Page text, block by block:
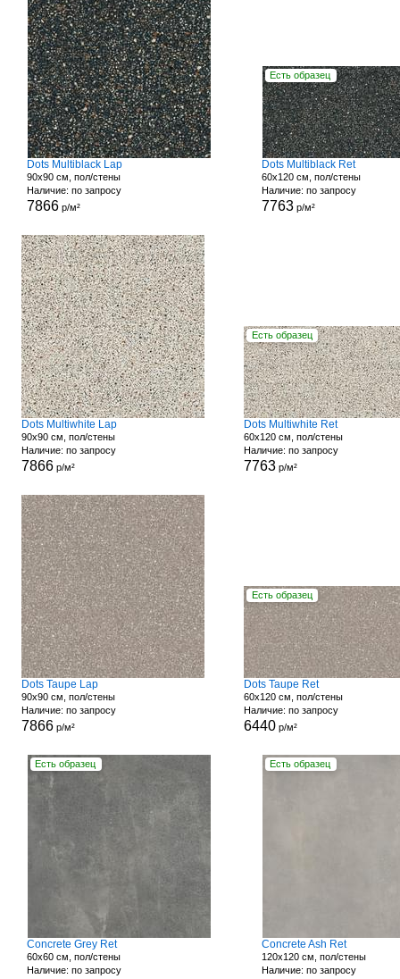
Dots Multiblack Lap
90x90 см, пол/стены
Наличие: по запросу
7866 р/м²
Есть образец
Dots Multiblack Ret
60x120 см, пол/стены
Наличие: по запросу
7763 р/м²
Dots Multiwhite Lap
90x90 см, пол/стены
Наличие: по запросу
7866р/м²
Есть образец
Dots Multiwhite Ret
60x120 см, пол/стены
Наличие: по запросу
7763р/м²
Dots Taupe Lap
90x90 см, пол/стены
Наличие: по запросу
7866р/м²
Есть образец
Dots Taupe Ret
60x120 см, пол/стены
Наличие: по запросу
6440р/м²
Есть образец
Concrete Grey Ret
60x60 см, пол/стены
Наличие: по запросу
Есть образец
Concrete Ash Ret
120x120 см, пол/стены
Наличие: по запросу